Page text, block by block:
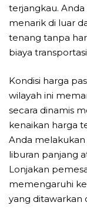
terjangkau.
menarik di luar
tenang tanpa
biaya
Kondisi harga
wilayah ini
secara dinamis
kenaikan harga
Anda
liburan panjang
Lonjakan
memengaruhi
yang ditawarkan